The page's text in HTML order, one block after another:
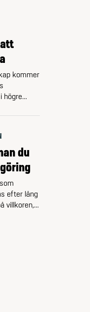
att
…
kommer
högre
oss
är att
du
efter lång
villkoren,